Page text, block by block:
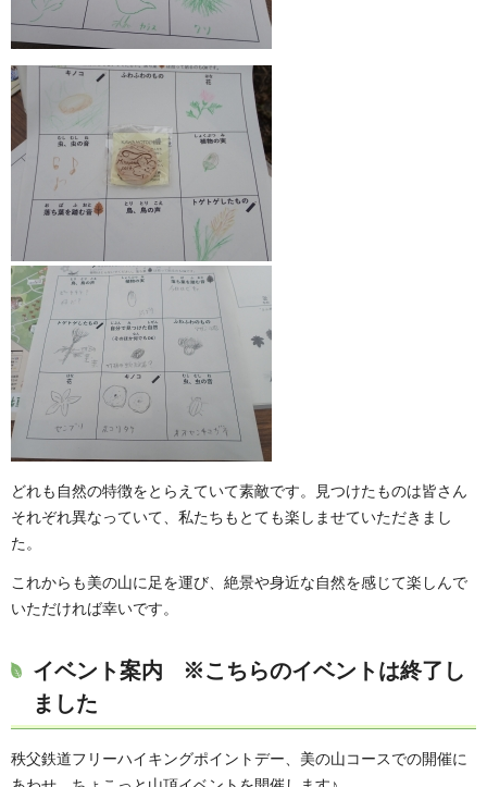
どれも自然の特徴をとらえていて素敵です。見つけたものは皆さん
それぞれ異なっていて、私たちもとても楽しませていただきまし
た。
これからも美の山に足を運び、絶景や身近な自然を感じて楽しんで
いただければ幸いです。
イベント案内 ※こちらのイベントは終了し
ました
秩父鉄道フリーハイキングポイントデー、美の山コースでの開催に